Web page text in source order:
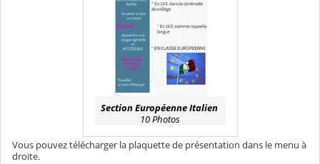
Section Européenne Italien
10 Photos
Vous pouvez télécharger la plaquette de présentation dans le menu à
droite.